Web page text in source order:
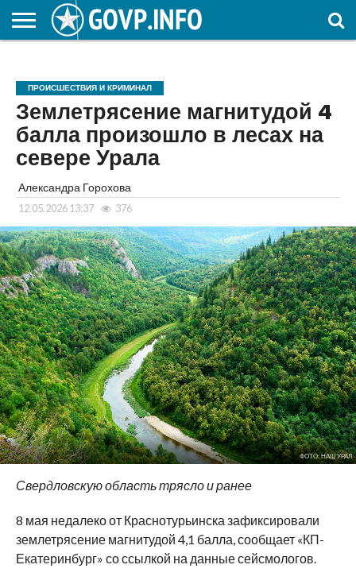
ОБРАЗОВАНИЕ
ПРОИСШЕСТВИЯ И КРИМИНАЛ
Землетрясение магнитудой 4
балла произошло в лесах на
севере Урала
Александра Горохова
12.05.2026 13:37 376
ФОТО: НАШ УРАЛ
Свердловскую область трясло и ранее
8 мая недалеко от Краснотурьинска зафиксировали
землетрясение магнитудой 4,1 балла, сообщает «КП-
Екатеринбург» со ссылкой на данные сейсмологов.